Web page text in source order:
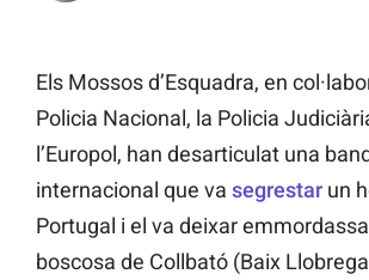
Els Mossos d’Esquadra, en
Policia Nacional, la Policia
l’Europol, han desarticulat una
internacional que va segrestar un
Portugal i el va deixar
boscosa de Collbató (Baix